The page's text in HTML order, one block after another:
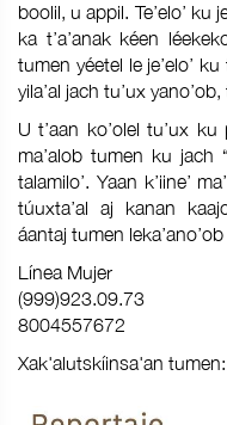
boolil, u appil. Te’elo’ ku
ka t’a’anak kéen
tumen yéetel le je’elo’
yila’al jach tu’ux
U t’aan ko’olel tu’ux ku
ma’alob tumen ku jach
talamilo’. Yaan k’iine’
túuxta’al aj kanan
áantaj tumen
Línea Mujer
(999)923.09.73
8004557672
Xak'alutskíinsa'an